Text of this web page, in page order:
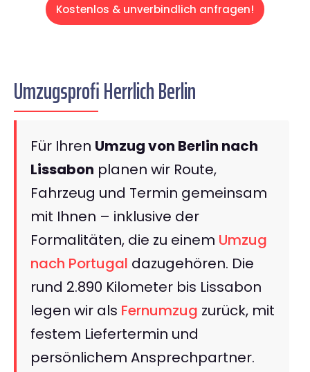
Kostenlos & unverbindlich anfragen!
Umzugsprofi Herrlich Berlin
Für Ihren Umzug von Berlin nach
Lissabon planen wir Route,
Fahrzeug und Termin gemeinsam
mit Ihnen – inklusive der
Formalitäten, die zu einem Umzug
nach Portugal dazugehören. Die
rund 2.890 Kilometer bis Lissabon
legen wir als Fernumzug zurück, mit
festem Liefertermin und
persönlichem Ansprechpartner.